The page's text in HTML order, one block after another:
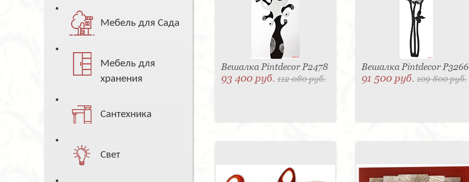
Мебель для Сада
Мебель для
хранения
Сантехника
Свет
Вешалка Pintdecor P2478
93 400 руб.112 080 руб.
Вешалка Pintdecor P3266
91 500 руб. 109 800 руб.